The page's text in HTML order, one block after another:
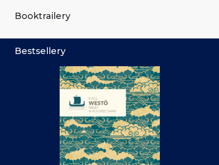
Booktrailery
Bestsellery